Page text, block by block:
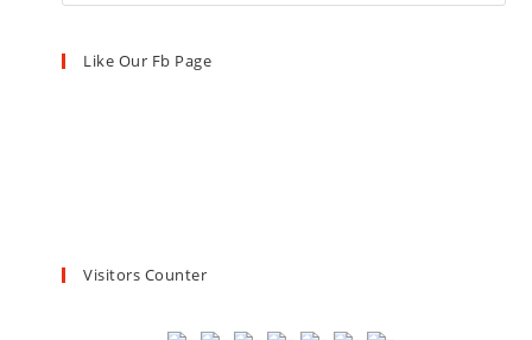
Like Our Fb Page
Visitors Counter